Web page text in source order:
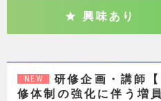
興味あり
NEW
研修企画・講師
修体制の強化に伴う増